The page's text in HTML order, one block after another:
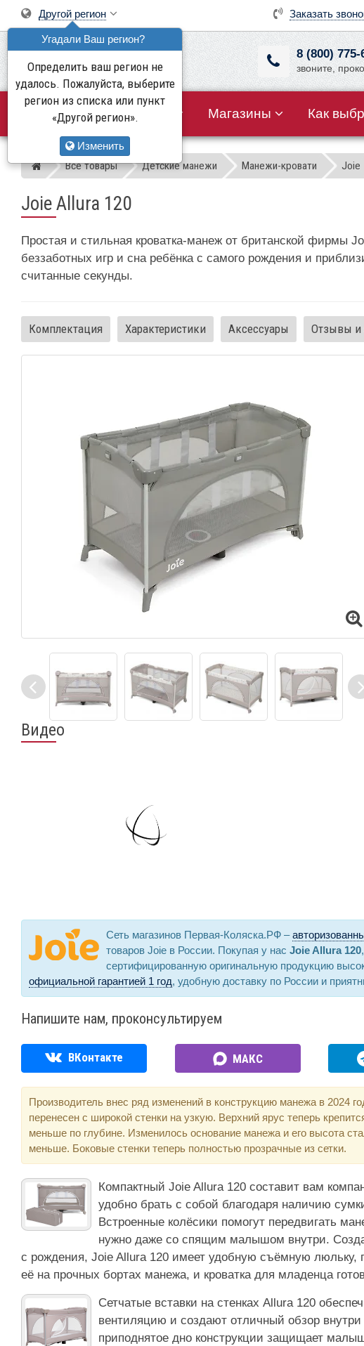
Заказать
Другой регион
Угадали Ваш регион?
Определить ваш регион не
удалось. Пожалуйста, выберите
регион из списка или пункт
«Другой регион».
Изменить
8 (800) 775-
звоните,
Все товары Акции Магазины Как
Магазин детских колясок
Все товары Детские манежи Манежи-кровати Joie
Joie Allura 120
Простая и стильная кроватка-манеж от британской фирмы
беззаботных игр и сна ребёнка с самого рождения и
считанные секунды.
Комплектация Характеристики Аксессуары Отзывы и
Видео
Сеть магазинов Первая-Коляска.РФ –
товаров Joie в России. Покупая у нас Joie Allura 120
сертифицированную оригинальную продукцию
официальной гарантией 1 год, удобную доставку по России и
Напишите нам, проконсультируем
ВКонтакте МАКС
Производитель внес ряд изменений в конструкцию манежа в 2024
перенесен с широкой стенки на узкую. Верхний ярус теперь
меньше по глубине. Изменилось основание манежа и его высота
меньше. Боковые стенки теперь полностью прозрачные из сетки.
Компактный Joie Allura 120 составит вам
удобно брать с собой благодаря наличию
Встроенные колёсики помогут передвигать
нужно даже со спящим малышом внутри.
с рождения, Joie Allura 120 имеет удобную съёмную люльку,
её на прочных бортах манежа, и кроватка для младенца
Сетчатые вставки на стенках Allura 120
вентиляцию и создают отличный обзор
приподнятое дно конструкции защищает